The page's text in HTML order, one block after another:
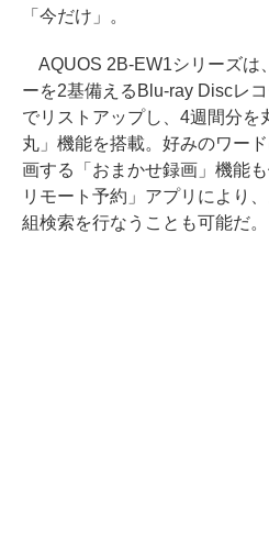
「今だけ」。
AQUOS 2B-EW1シリーズは
ーを2基備えるBlu-ray Discレ
でリストアップし、4週間分を
丸」機能を搭載。好みのワー
画する「おまかせ録画」機能
リモート予約」アプリにより
組検索を行なうことも可能だ。